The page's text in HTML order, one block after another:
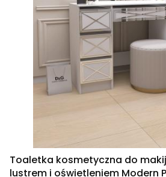
Toaletka kosmetyczna do
lustrem i oświetleniem Modern